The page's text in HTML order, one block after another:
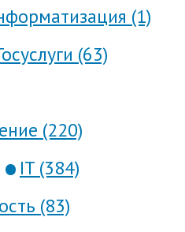
(1)
(63)
(220)
IT (384)
(83)